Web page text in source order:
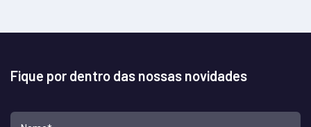
Fique por dentro das nossas novidades